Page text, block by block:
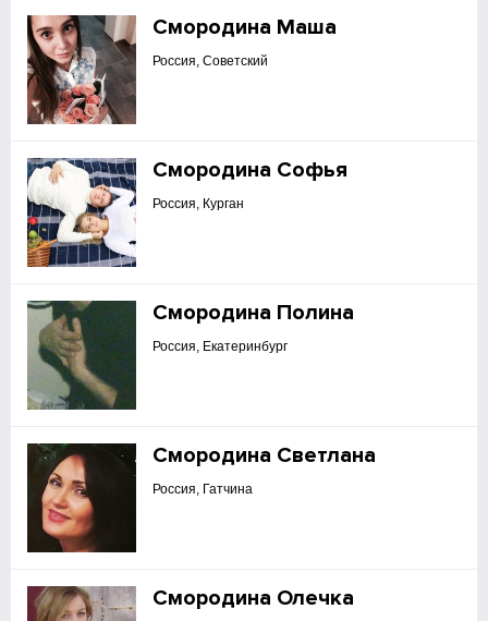
Смородина Маша
Россия, Советский
Смородина Софья
Россия, Курган
Смородина Полина
Россия, Екатеринбург
Смородина Светлана
Россия, Гатчина
Смородина Олечка